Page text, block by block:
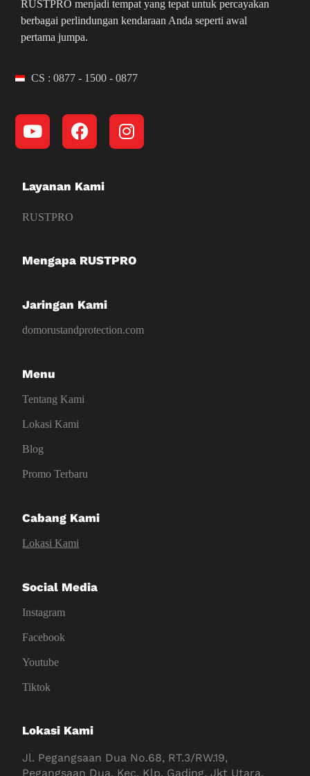
RUSTPRO menjadi tempat yang tepat untuk percayakan
berbagai perlindungan kendaraan Anda seperti awal
pertama jumpa.
CS : 0877 - 1500 - 0877
Layanan Kami
RUSTPRO
Mengapa RUSTPRO
Jaringan Kami
domorustandprotection.com
Menu
Tentang Kami
Lokasi Kami
Blog
Promo Terbaru
Cabang Kami
Lokasi Kami
Social Media
Instagram
Facebook
Youtube
Tiktok
Lokasi Kami
Jl. Pegangsaan Dua No.68, RT.3/RW.19,
Pegangsaan Dua, Kec. Klp. Gading, Jkt Utara,